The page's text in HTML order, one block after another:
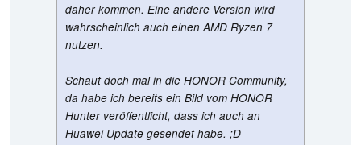
daher kommen. Eine andere Version wird
wahrscheinlich auch einen AMD Ryzen 7
nutzen.
Schaut doch mal in die HONOR Community,
da habe ich bereits ein Bild vom HONOR
Hunter veröffentlicht, dass ich auch an
Huawei Update gesendet habe. ;D